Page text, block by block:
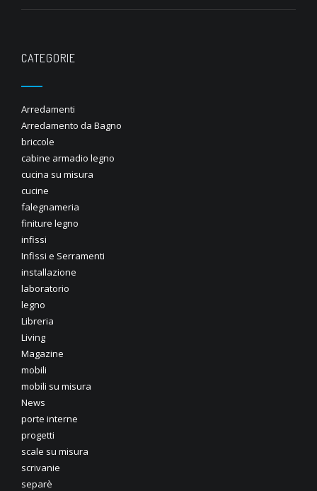
CATEGORIE
Arredamenti
Arredamento da Bagno
briccole
cabine armadio legno
cucina su misura
cucine
falegnameria
finiture legno
infissi
Infissi e Serramenti
installazione
laboratorio
legno
Libreria
Living
Magazine
mobili
mobili su misura
News
porte interne
progetti
scale su misura
scrivanie
separè